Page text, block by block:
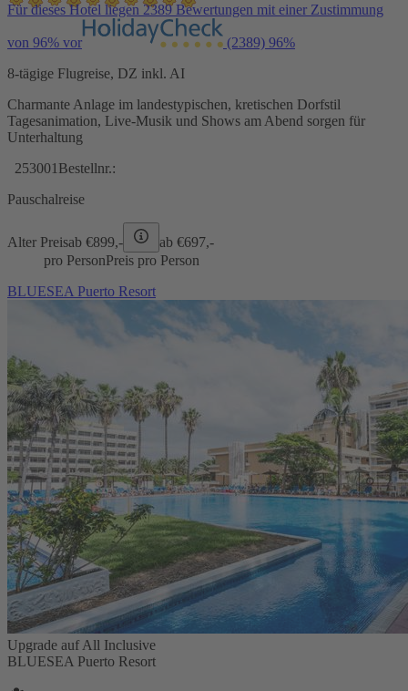
Für dieses Hotel liegen 2389 Bewertungen mit einer Zustimmung
von 96% vor (2389) 96%
8-tägige Flugreise, DZ inkl. AI
Charmante Anlage im landestypischen, kretischen Dorfstil
Tagesanimation, Live-Musik und Shows am Abend sorgen für
Unterhaltung
253001 Bestellnr.:
Pauschalreise
Alter Preisab €899,- ab €697,-
pro PersonPreis pro Person
BLUESEA Puerto Resort
Upgrade auf All Inclusive
BLUESEA Puerto Resort